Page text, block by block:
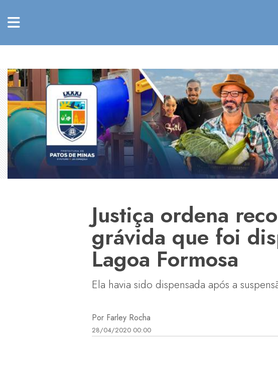
Justiça ordena
grávida que foi
Lagoa Formosa
Ela havia sido dispensada após a
Por Farley Rocha
28/04/2020 00:00